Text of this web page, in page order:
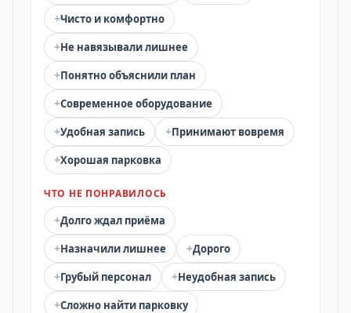
+Чисто и комфортно
+Не навязывали лишнее
+Понятно объяснили план
+Современное оборудование
+Удобная запись +Принимают вовремя
+Хорошая парковка
ЧТО НЕ ПОНРАВИЛОСЬ
+Долго ждал приёма
+Назначили лишнее +Дорого
+Грубый персонал +Неудобная запись
+Сложно найти парковку